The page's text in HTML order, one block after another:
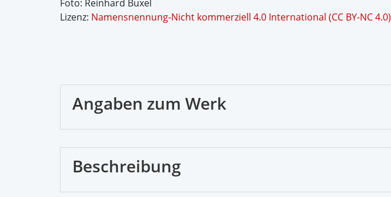
Foto: Reinhard Buxel
Lizenz: Namensnennung-Nicht kommerziell 4.0 International (CC BY-NC 4.0)
Angaben zum Werk
Beschreibung